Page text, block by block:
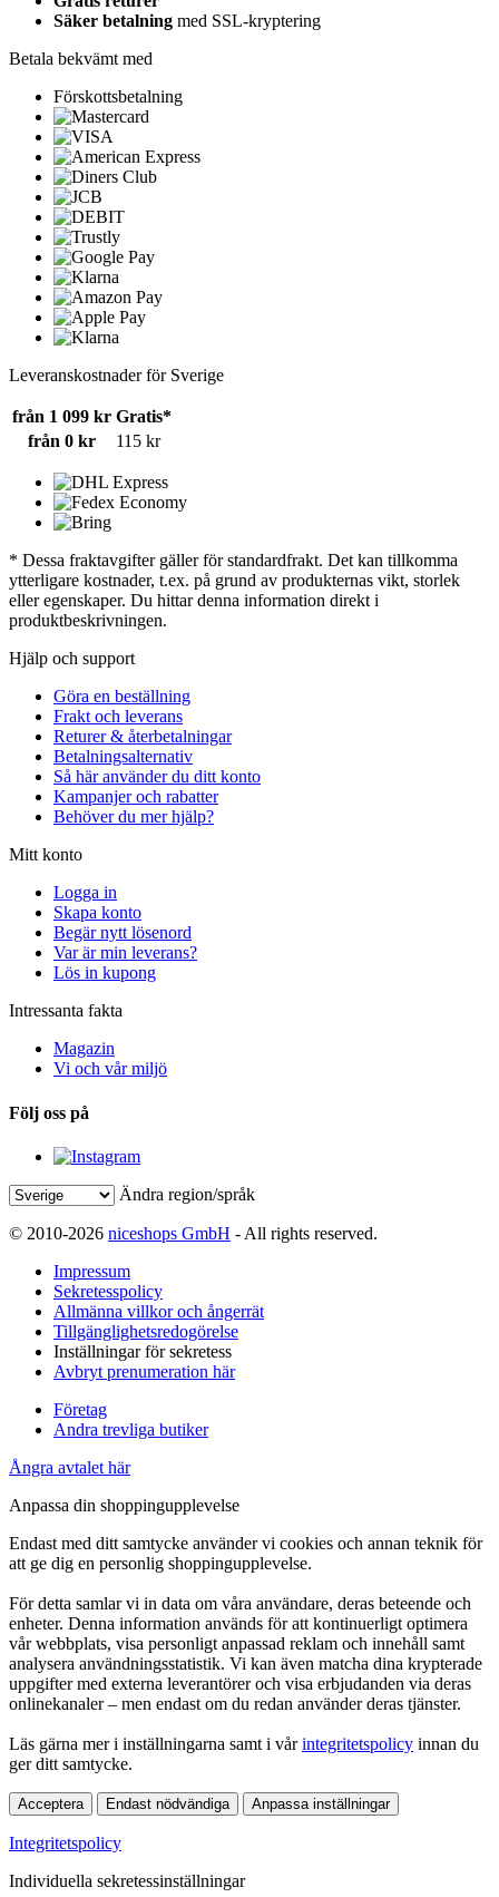
Säker betalning med SSL-kryptering
Betala bekvämt med
Förskottsbetalning
Leveranskostnader för Sverige
från 1 099 kr Gratis*
från 0 kr
115 kr
* Dessa fraktavgifter gäller för standardfrakt. Det kan tillkomma
ytterligare kostnader, t.ex. på grund av produkternas vikt, storlek
eller egenskaper. Du hittar denna information direkt i
produktbeskrivningen.
Hjälp och support
Göra en beställning
Frakt och leverans
Returer & återbetalningar
Betalningsalternativ
Så här använder du ditt konto
Kampanjer och rabatter
Behöver du mer hjälp?
Mitt konto
Logga in
Skapa konto
Begär nytt lösenord
Var är min leverans?
Lös in kupong
Intressanta fakta
Magazin
Vi och vår miljö
Följ oss på
Ändra region/språk
© 2010-2026 niceshops GmbH - All rights reserved.
Impressum
Sekretesspolicy
Allmänna villkor och ångerrät
Tillgänglighetsredogörelse
Inställningar för sekretess
Avbryt prenumeration här
Företag
Andra trevliga butiker
Ångra avtalet här
Anpassa din shoppingupplevelse
Endast med ditt samtycke använder vi cookies och annan teknik för
att ge dig en personlig shoppingupplevelse.
För detta samlar vi in data om våra användare, deras beteende och
enheter. Denna information används för att kontinuerligt optimera
vår webbplats, visa personligt anpassad reklam och innehåll samt
analysera användningsstatistik. Vi kan även matcha dina krypterade
uppgifter med externa leverantörer och visa erbjudanden via deras
onlinekanaler – men endast om du redan använder deras tjänster.
Läs gärna mer i inställningarna samt i vårintegritetspolicy innan du
ger ditt samtycke.
Acceptera Endast nödvändiga Anpassa inställningar
Integritetspolicy
Individuella sekretessinställningar